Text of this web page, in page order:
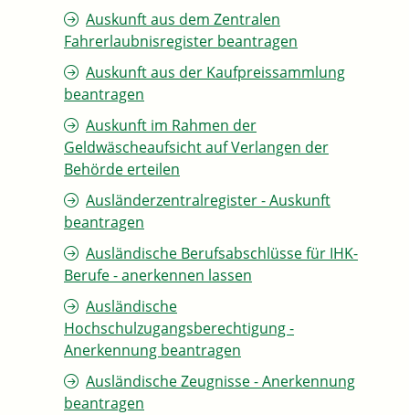
Auskunft aus dem Zentralen
Fahrerlaubnisregister beantragen
Auskunft aus der Kaufpreissammlung
beantragen
Auskunft im Rahmen der
Geldwäscheaufsicht auf Verlangen der
Behörde erteilen
Ausländerzentralregister - Auskunft
beantragen
Ausländische Berufsabschlüsse für IHK-
Berufe - anerkennen lassen
Ausländische
Hochschulzugangsberechtigung -
Anerkennung beantragen
Ausländische Zeugnisse - Anerkennung
beantragen